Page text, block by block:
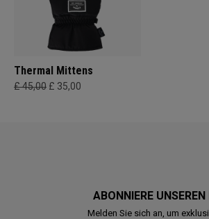
Thermal Mittens
£ 45,00 £ 35,00
ABONNIERE
Melden Sie sich an, um